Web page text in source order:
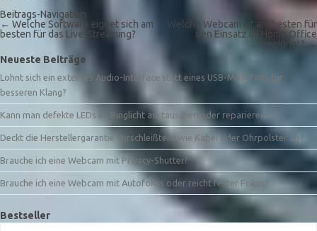
Beitrags-Navigation
← Welche Software eignet sich am
besten für das Live-Streaming?
Welche Webcam ist am besten für
den Einsatz im Home Office
geeignet?→
Neueste Beiträge
Lohnt sich ein externes Audio-Interface statt eines USB-Mikrofons für
besseren Klang?
Kann man defekte LEDs im Ringlicht austauschen oder reparieren?
Deckt die Herstellergarantie Verschleißteile wie Kabel oder Ohrpolster ab?
Brauche ich eine Webcam mit Privacy-Shutter?
Brauche ich eine Webcam mit Autofokus oder reicht fester Fokus?
Bestseller